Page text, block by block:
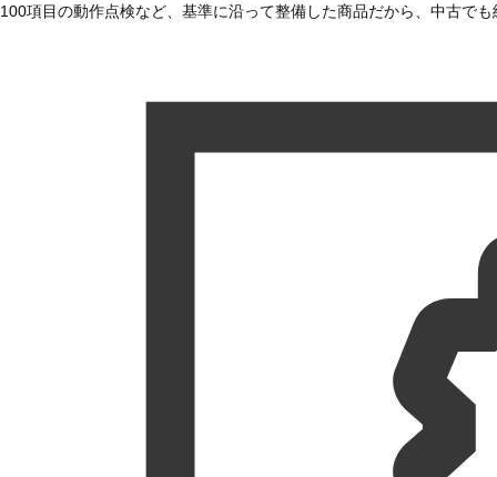
100項目の動作点検など、基準に沿って整備した商品だから、中古で